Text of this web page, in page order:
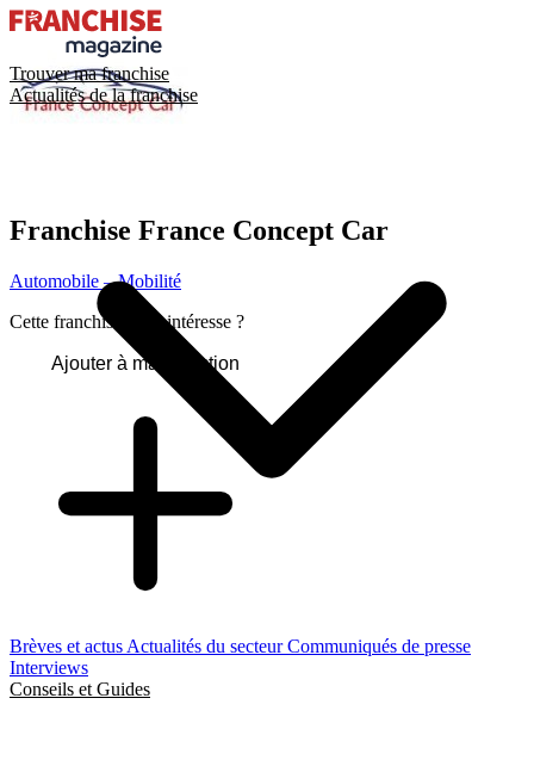
Trouver ma franchise
Actualités de la franchise
Brèves et actus Actualités du secteurCommuniqués de presse
Interviews
Conseils et Guides
Franchise France Concept Car
Automobile – Mobilité
Cette franchise vous intéresse ?
Ajouter à ma sélection